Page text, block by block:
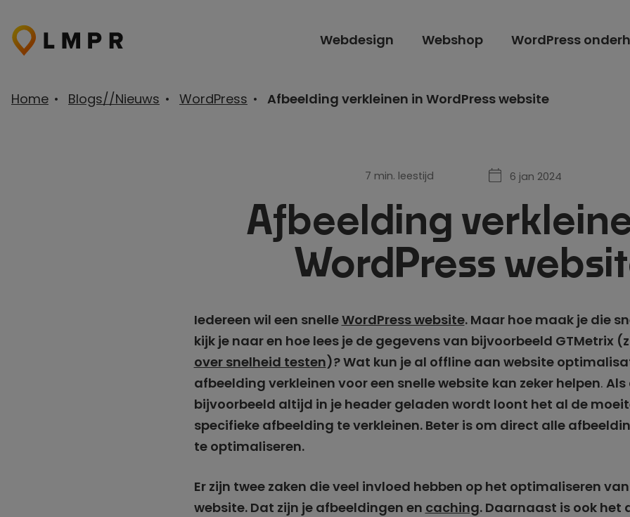
naar
de
Webdesign Webshop WordPress
Home • Blogs//Nieuws • WordPress • Afbeelding verkleinen in WordPress website
Afbeelding
WordPress
7 min. leestijd 6 jan 2024
Iedereen wil een snelleWordPress website. Maar hoe maak je die
kijk je naar en hoe lees je de gegevens van bijvoorbeeld GTMetrix
over snelheid testen)? Wat kun je al offline aan website
afbeelding verkleinen voor een snelle website kan zeker helpen. Als
bijvoorbeeld altijd in je header geladen wordt loont het al de
specifieke afbeelding te verkleinen. Beter is om direct alle
te optimaliseren.
Er zijn twee zaken die veel invloed hebben op het optimaliseren
website. Dat zijn je afbeeldingen en caching. Daarnaast is ook het